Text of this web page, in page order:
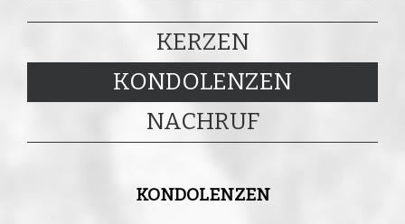
KERZEN
KONDOLENZEN
NACHRUF
KONDOLENZEN